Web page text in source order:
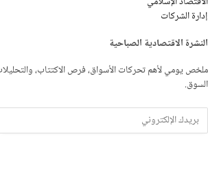
إدارة الشركات
النشرة الاقتصادية الصباحية
ملخص يومي لأهم تحركات الأسواق، فرص الاكتتاب،
السوق.